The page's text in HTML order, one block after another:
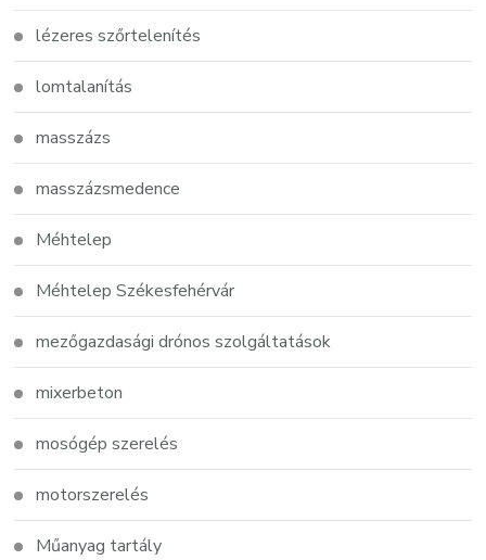
lézeres szőrtelenítés
lomtalanítás
masszázs
masszázsmedence
Méhtelep
Méhtelep Székesfehérvár
mezőgazdasági drónos szolgáltatások
mixerbeton
mosógép szerelés
motorszerelés
Műanyag tartály